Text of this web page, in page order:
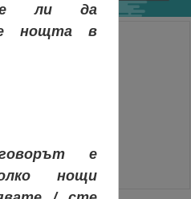
ли да
нощта в
е
нощи